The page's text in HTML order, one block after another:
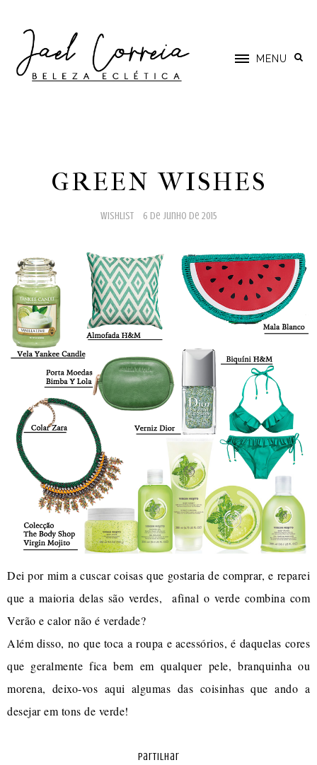
MENU
GREEN WISHES
wishlist 6 de junho de 2015
Dei por mim a cuscar coisas que gostaria de comprar, e reparei
que a maioria delas são verdes, afinal o verde combina com
Verão e calor não é verdade?
Além disso, no que toca a roupa e acessórios, é daquelas cores
que geralmente fica bem em qualquer pele, branquinha ou
morena, deixo-vos aqui algumas das coisinhas que ando a
desejar em tons de verde!
partilhar